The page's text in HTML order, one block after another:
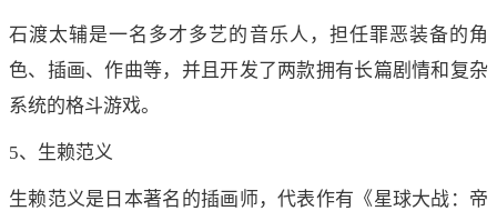
石渡太辅是一名多才多艺的音乐人，担任罪恶装备的角
色、插画、作曲等，并且开发了两款拥有长篇剧情和复杂
系统的格斗游戏。
5、生赖范义
生赖范义是日本著名的插画师，代表作有《星球大战：帝